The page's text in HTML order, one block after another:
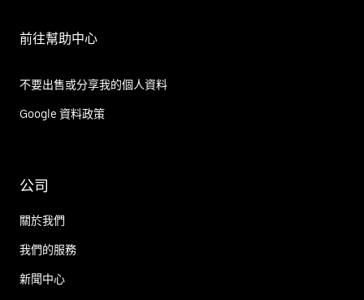
前往幫助中心
不要出售或分享我的個人資料
Google 資料政策
公司
關於我們
我們的服務
新聞中心